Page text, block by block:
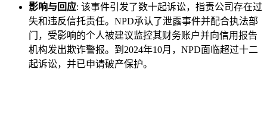
影响与回应: 该事件引发了数十起诉讼，指责公司存在过
失和违反信托责任。NPD承认了泄露事件并配合执法部
门，受影响的个人被建议监控其财务账户并向信用报告
机构发出欺诈警报。到2024年10月，NPD面临超过十二
起诉讼，并已申请破产保护。